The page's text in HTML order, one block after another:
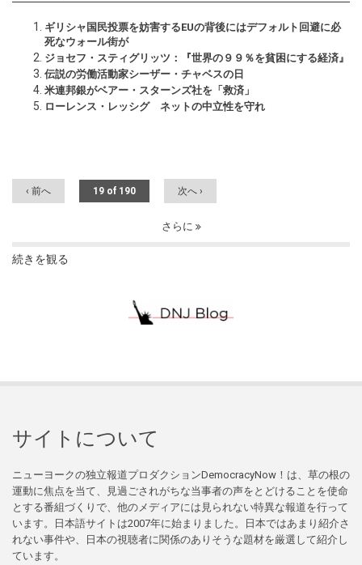
ギリシャ国民投票を妨害するEUの背後にはデフォルト回避に必
死なウォール街が
ジョセフ・スティグリッツ：『世界の９９％を貧困にする経済』
伝説の労働活動家シーザー・チャベスの日
米連邦銀がベアー・スターンズ社を「救済」
ローレンス・レッシグ ネットの中立性を守れ
‹ 前へ 19 of 190 次へ ›
さらに
続きを観る
サイトについて
ニューヨークの独立報道プロダクションDemocracyNow！は、草の根の
運動に焦点を当て、見過ごされがちな当事者の声をとどけることを使命
とする番組づくりで、他のメディアには見られない特異な報道を行って
います。日本語サイトは2007年に始まりました。日本ではあまり紹介さ
れない事件や、日本の視聴者に関係のありそうな題材を厳選して紹介し
ています。